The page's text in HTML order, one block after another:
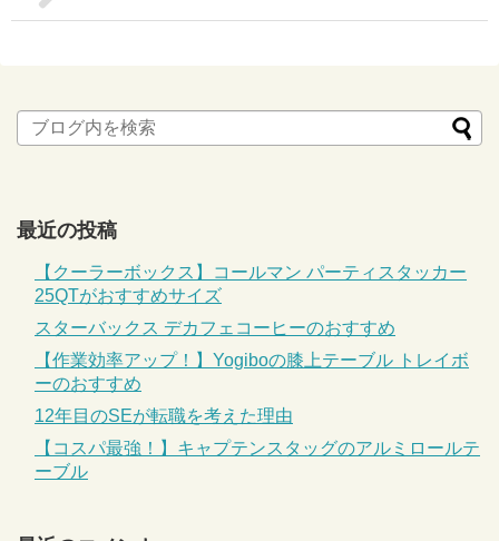
最近の投稿
【クーラーボックス】コールマン パーティスタッカー
25QTがおすすめサイズ
スターバックス デカフェコーヒーのおすすめ
【作業効率アップ！】Yogiboの膝上テーブル トレイボ
ーのおすすめ
12年目のSEが転職を考えた理由
【コスパ最強！】キャプテンスタッグのアルミロールテ
ーブル